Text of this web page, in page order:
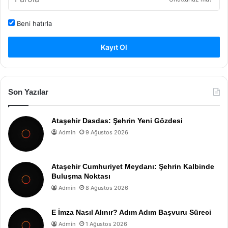
Beni hatırla
Kayıt Ol
Son Yazılar
Ataşehir Dasdas: Şehrin Yeni Gözdesi
Admin 9 Ağustos 2026
Ataşehir Cumhuriyet Meydanı: Şehrin Kalbinde
Buluşma Noktası
Admin 8 Ağustos 2026
E İmza Nasıl Alınır? Adım Adım Başvuru Süreci
Admin 1 Ağustos 2026